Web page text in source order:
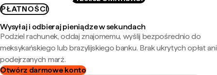
PŁATNOŚCI
Wysyłaj i odbieraj pieniądze w sekundach
Podziel rachunek, oddaj znajomemu, wyślij bezpośrednio do
meksykańskiego lub brazylijskiego banku. Brak ukrytych opłat ani
podejrzanych marż.
Otwórz darmowe konto